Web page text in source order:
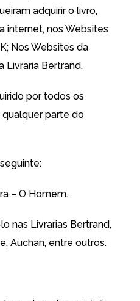
adquirir o livro,
internet, nos Websites
Nos Websites da
Livraria Bertrand.
por todos os
parte do
– O Homem.
nas Livrarias Bertrand,
Auchan, entre outros.